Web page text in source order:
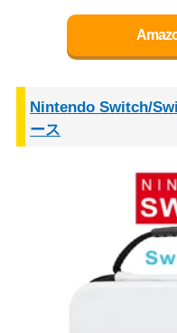
Nintendo Switch/
ース